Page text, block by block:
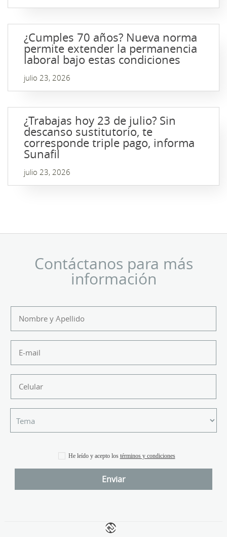
¿Cumples 70 años? Nueva norma
permite extender la permanencia
laboral bajo estas condiciones
julio 23, 2026
¿Trabajas hoy 23 de julio? Sin
descanso sustitutorio, te
corresponde triple pago, informa
Sunafil
julio 23, 2026
Contáctanos para más
información
He leído y acepto los términos y condiciones